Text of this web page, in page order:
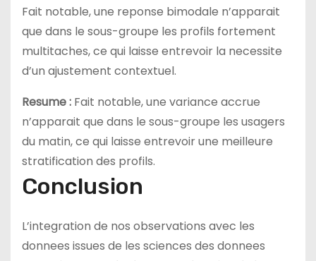
Fait notable, une reponse bimodale n’apparait
que dans le sous-groupe les profils fortement
multitaches, ce qui laisse entrevoir la necessite
d’un ajustement contextuel.
Resume : Fait notable, une variance accrue
n’apparait que dans le sous-groupe les usagers
du matin, ce qui laisse entrevoir une meilleure
stratification des profils.
Conclusion
L’integration de nos observations avec les
donnees issues de les sciences des donnees